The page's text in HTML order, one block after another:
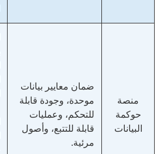
منصة
حوكمة
البيانات
ضمان معايير بيانات
موحدة، وجودة قابلة
للتحكم، وعمليات
قابلة للتتبع، وأصول
مرئية.